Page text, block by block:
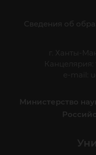
Сведения об
г. Ханты-
Канцелярия:
e-mail:
Министерство